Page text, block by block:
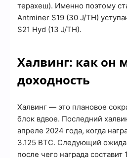
терахеш). Именно поэтому
Antminer S19 (30 J/TH)
S21 Hyd (13 J/TH).
Халвинг: как он
доходность
Халвинг — это плановое
блок вдвое. Последний
апреле 2024 года, когда
3.125 BTC. Следующий
после чего награда составит